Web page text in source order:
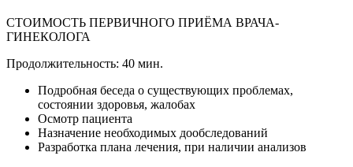
СТОИМОСТЬ ПЕРВИЧНОГО ПРИЁМА ВРАЧА-
ГИНЕКОЛОГА
Продолжительность: 40 мин.
Подробная беседа о существующих проблемах,
состоянии здоровья, жалобах
Осмотр пациента
Назначение необходимых дообследований
Разработка плана лечения, при наличии анализов